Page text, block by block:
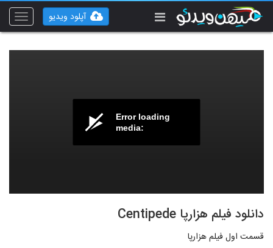
Toggle
آپلود ویدیو
Error loading
media:
دانلود فیلم هزارپا Centipede
قسمت اول فیلم هزارپا